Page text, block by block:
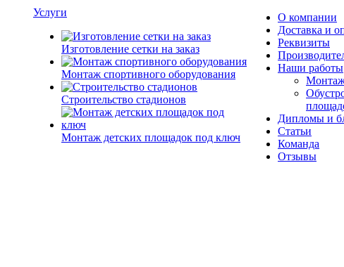
Услуги
Изготовление сетки на заказ
Монтаж спортивного оборудования
Строительство стадионов
Монтаж детских площадок под ключ
О компании
Доставка и
Реквизиты
Наши работы
Дипломы и
Статьи
Команда
Отзывы